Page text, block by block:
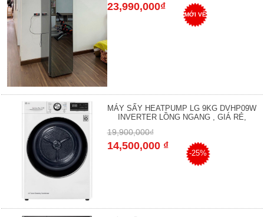
23,990,000₫
MỚI VỀ
MÁY SẤY HEATPUMP LG 9KG DVHP09W
INVERTER LỒNG NGANG , GIÁ RẺ,
19,900,000₫
14,500,000 ₫
-25%